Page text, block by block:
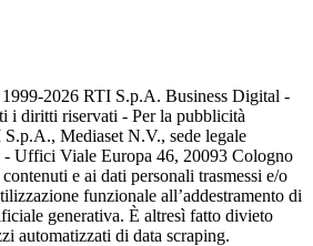
2026 RTI S.p.A. Business Digital -
i diritti riservati - Per la pubblicità
Mediaset N.V., sede legale
- Uffici Viale Europa 46, 20093 Cologno
e ai dati personali trasmessi e/o
funzionale all’addestramento di
generativa. È altresì fatto divieto
automatizzati di data scraping.